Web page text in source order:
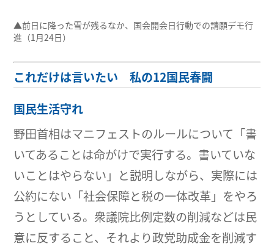
▲前日に降った雪が残るなか、国会開会日行動での請願デモ行
進（1月24日）
これだけは言いたい 私の12国民春闘
国民生活守れ
野田首相はマニフェストのルールについて「書
いてあることは命がけで実行する。書いていな
いことはやらない」と説明しながら、実際には
公約にない「社会保障と税の一体改革」をやろ
うとしている。衆議院比例定数の削減などは民
意に反すること、それより政党助成金を削減す